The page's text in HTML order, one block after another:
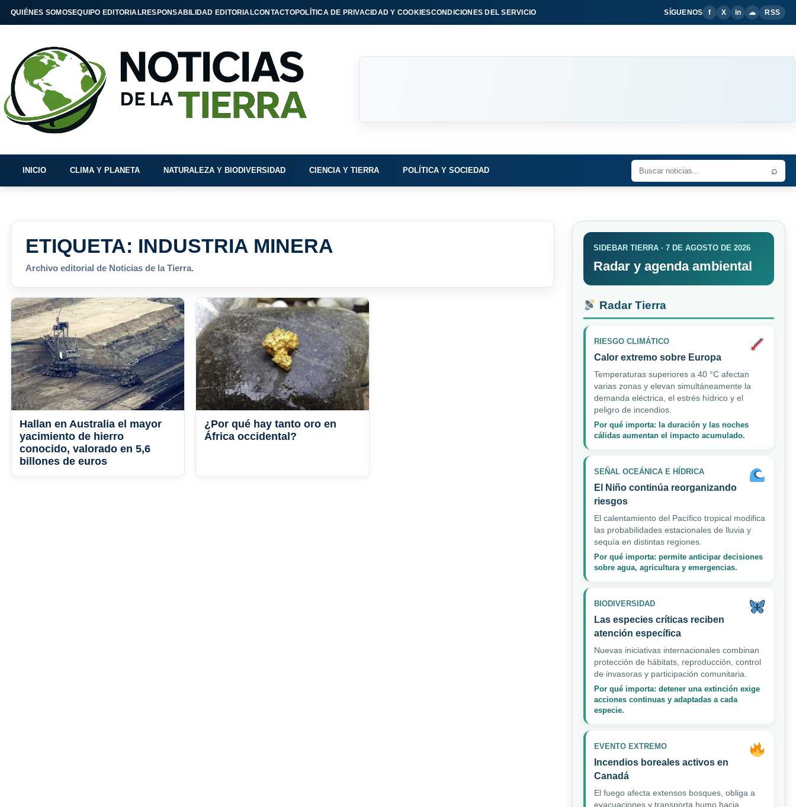
QUIÉNES SOMOSEQUIPO EDITORIALRESPONSABILIDAD EDITORIALCONTACTOPOLÍTICA DE PRIVACIDAD Y COOKIESCONDICIONES DEL SERVICIO SÍGUENOS f X in ☁ RSS
INICIO CLIMA Y PLANETA NATURALEZA Y BIODIVERSIDAD CIENCIA Y TIERRA POLÍTICA Y SOCIEDAD ⌕
ETIQUETA: INDUSTRIA MINERA
Archivo editorial de Noticias de la Tierra.
Hallan en Australia el mayor
yacimiento de hierro
conocido, valorado en 5,6
billones de euros
¿Por qué hay tanto oro en
África occidental?
SIDEBAR TIERRA · 7 DE AGOSTO DE 2026
Radar y agenda ambiental
Radar Tierra
RIESGO CLIMÁTICO
Calor extremo sobre Europa
Temperaturas superiores a 40 °C afectan
varias zonas y elevan simultáneamente la
demanda eléctrica, el estrés hídrico y el
peligro de incendios.
Por qué importa: la duración y las noches
cálidas aumentan el impacto acumulado.
SEÑAL OCEÁNICA E HÍDRICA
El Niño continúa reorganizando
riesgos
El calentamiento del Pacífico tropical modifica
las probabilidades estacionales de lluvia y
sequía en distintas regiones.
Por qué importa: permite anticipar decisiones
sobre agua, agricultura y emergencias.
BIODIVERSIDAD
Las especies críticas reciben
atención específica
Nuevas iniciativas internacionales combinan
protección de hábitats, reproducción, control
de invasoras y participación comunitaria.
Por qué importa: detener una extinción exige
acciones continuas y adaptadas a cada
especie.
EVENTO EXTREMO
Incendios boreales activos en
Canadá
El fuego afecta extensos bosques, obliga a
evacuaciones y transporta humo hacia